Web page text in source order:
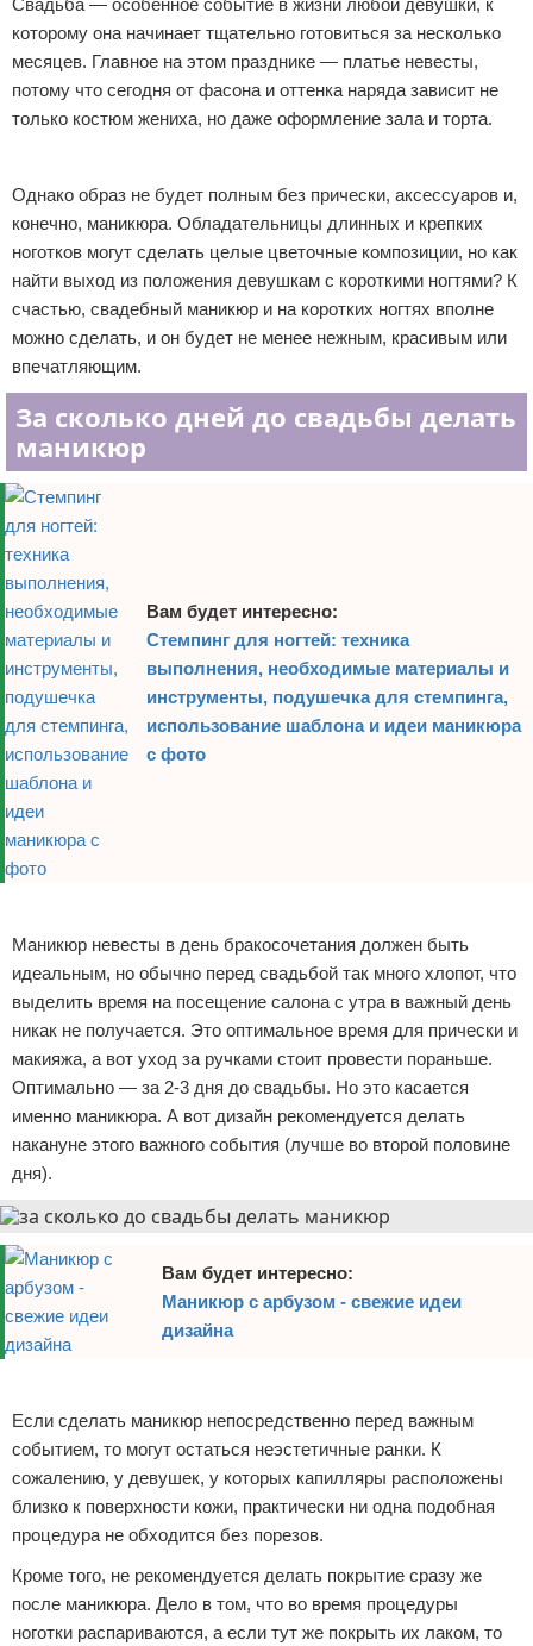
Уход за ногтями
Макияж
Парфюмерия
Прически
Разное
Уход за лицом
Хирургия
Отказ от ответственности
Свадьба — особенное событие в жизни любой девушки, к
которому она начинает тщательно готовиться за несколько
месяцев. Главное на этом празднике — платье невесты,
потому что сегодня от фасона и оттенка наряда зависит не
только костюм жениха, но даже оформление зала и торта.
Однако образ не будет полным без прически, аксессуаров и,
конечно, маникюра. Обладательницы длинных и крепких
ноготков могут сделать целые цветочные композиции, но как
найти выход из положения девушкам с короткими ногтями? К
счастью, свадебный маникюр и на коротких ногтях вполне
можно сделать, и он будет не менее нежным, красивым или
впечатляющим.
За сколько дней до свадьбы делать
маникюр
Вам будет интересно:
Стемпинг для ногтей: техника
выполнения, необходимые материалы и
инструменты, подушечка для стемпинга,
использование шаблона и идеи маникюра
с фото
Маникюр невесты в день бракосочетания должен быть
идеальным, но обычно перед свадьбой так много хлопот, что
выделить время на посещение салона с утра в важный день
никак не получается. Это оптимальное время для прически и
макияжа, а вот уход за ручками стоит провести пораньше.
Оптимально — за 2-3 дня до свадьбы. Но это касается
именно маникюра. А вот дизайн рекомендуется делать
накануне этого важного события (лучше во второй половине
дня).
Вам будет интересно:
Маникюр с арбузом - свежие идеи
дизайна
Если сделать маникюр непосредственно перед важным
событием, то могут остаться неэстетичные ранки. К
сожалению, у девушек, у которых капилляры расположены
близко к поверхности кожи, практически ни одна подобная
процедура не обходится без порезов.
Кроме того, не рекомендуется делать покрытие сразу же
после маникюра. Дело в том, что во время процедуры
ноготки распариваются, а если тут же покрыть их лаком, то